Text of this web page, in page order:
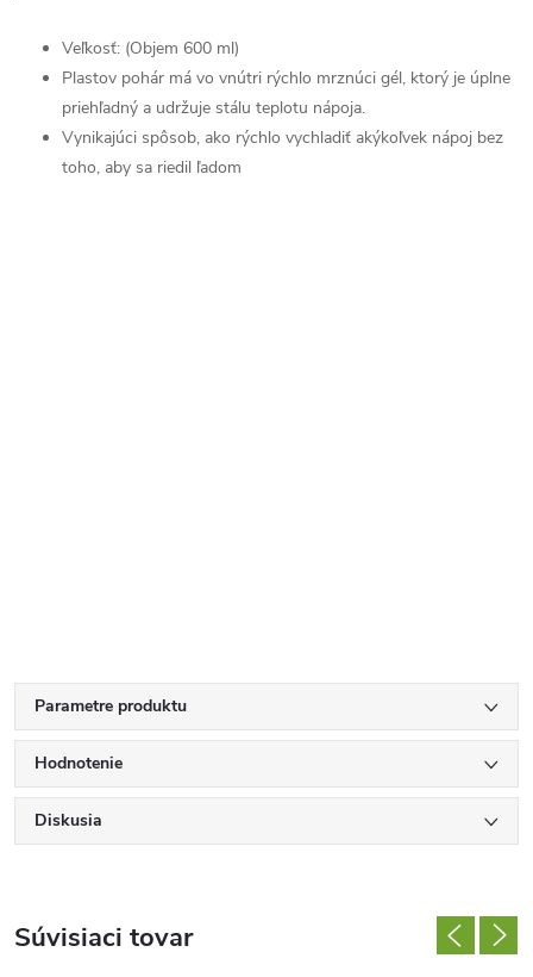
Veľkosť: (Objem 600 ml)
Plastov pohár má vo vnútri rýchlo mrznúci gél, ktorý je úplne
priehľadný a udržuje stálu teplotu nápoja.
Vynikajúci spôsob, ako rýchlo vychladiť akýkoľvek nápoj bez
toho, aby sa riedil ľadom
Parametre produktu
Hodnotenie
Diskusia
Súvisiaci tovar